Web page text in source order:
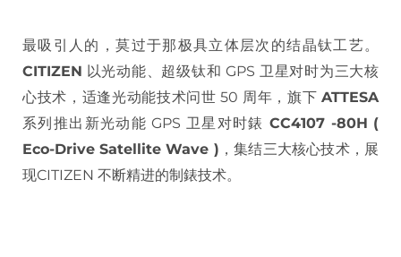
最吸引人的，莫过于那极具立体层次的结晶钛工艺。
CITIZEN 以光动能、超级钛和 GPS 卫星对时为三大核
心技术，适逢光动能技术问世 50 周年，旗下 ATTESA
系列推出新光动能 GPS 卫星对时錶 CC4107 -80H (
Eco-Drive Satellite Wave ) ，集结三大核心技术，展
现CITIZEN 不断精进的制錶技术。